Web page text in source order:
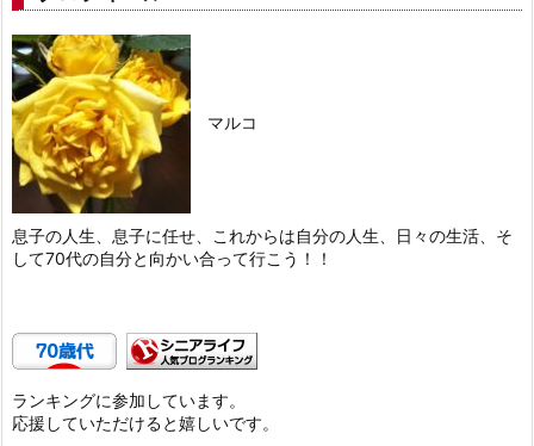
マルコ
息子の人生、息子に任せ、これからは自分の人生、日々の生活、そ
して70代の自分と向かい合って行こう！！
ランキングに参加しています。
応援していただけると嬉しいです。